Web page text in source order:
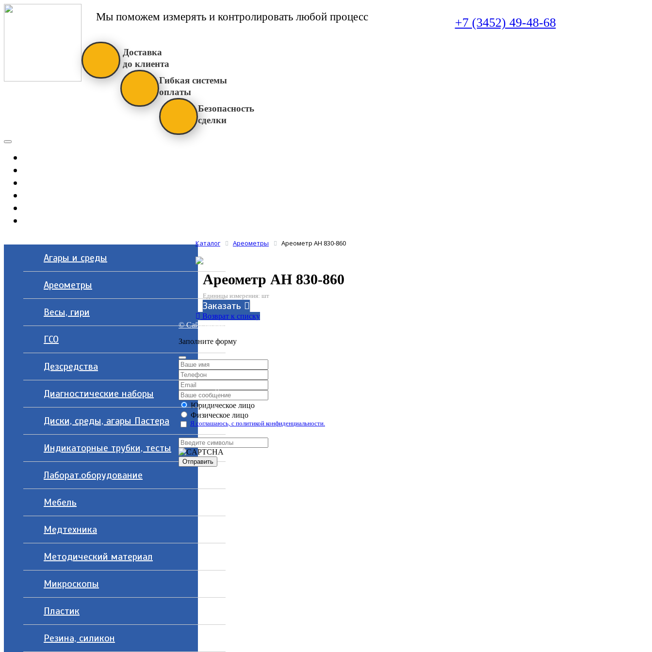
Мы поможем измерять и контролировать любой процесс +7 (3452) 49-48-68
Доставка
до клиента
Гибкая системы
оплаты
Безопасность
сделки
Агары и среды
Ареометры
Весы, гири
ГСО
Дезсредства
Диагностические наборы
Диски, среды, агары Пастера
Индикаторные трубки, тесты
Лаборат.оборудование
Мебель
Медтехника
Методический материал
Микроскопы
Пластик
Резина, силикон
Каталог Ареометры Ареометр АН 830-860
Ареометр АН 830-860
Единицы измерения: шт
Заказать
Возврат к списку
© Сайт разработан компанией Tyumen-soft.Digital
Заполните форму
Юридическое лицо
Физическое лицо
Я соглашаюсь, с политикой конфиденциальности.